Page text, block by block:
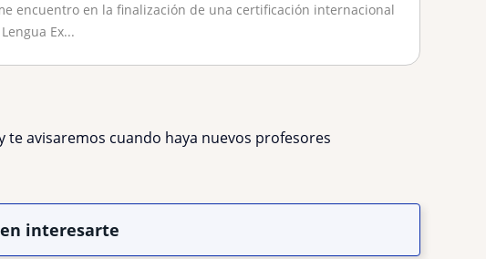
encuentro en la finalización de una certificación internacional
Ex...
avisaremos cuando haya nuevos profesores
interesarte